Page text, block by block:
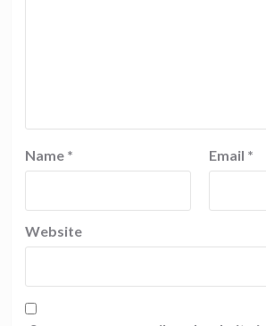
Name * Email *
Website